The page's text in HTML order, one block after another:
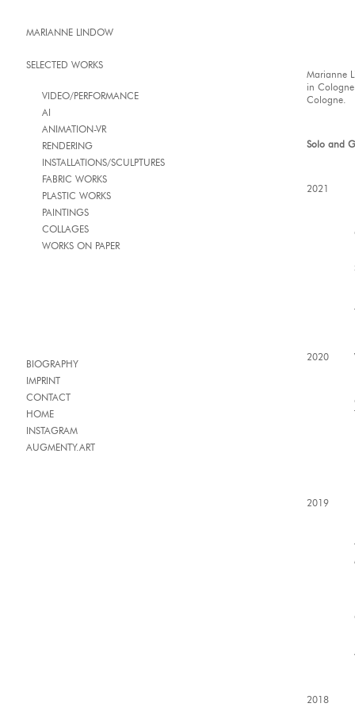
MARIANNE LINDOW
SELECTED WORKS
VIDEO/PERFORMANCE
AI
ANIMATION-VR
RENDERING
INSTALLATIONS/SCULPTURES
FABRIC WORKS
PLASTIC WORKS
PAINTINGS
COLLAGES
WORKS ON PAPER
BIOGRAPHY
IMPRINT
CONTACT
HOME
INSTAGRAM
AUGMENTY.ART
Marianne
in
Cologne.
Solo and
2021
2020
2019
2018